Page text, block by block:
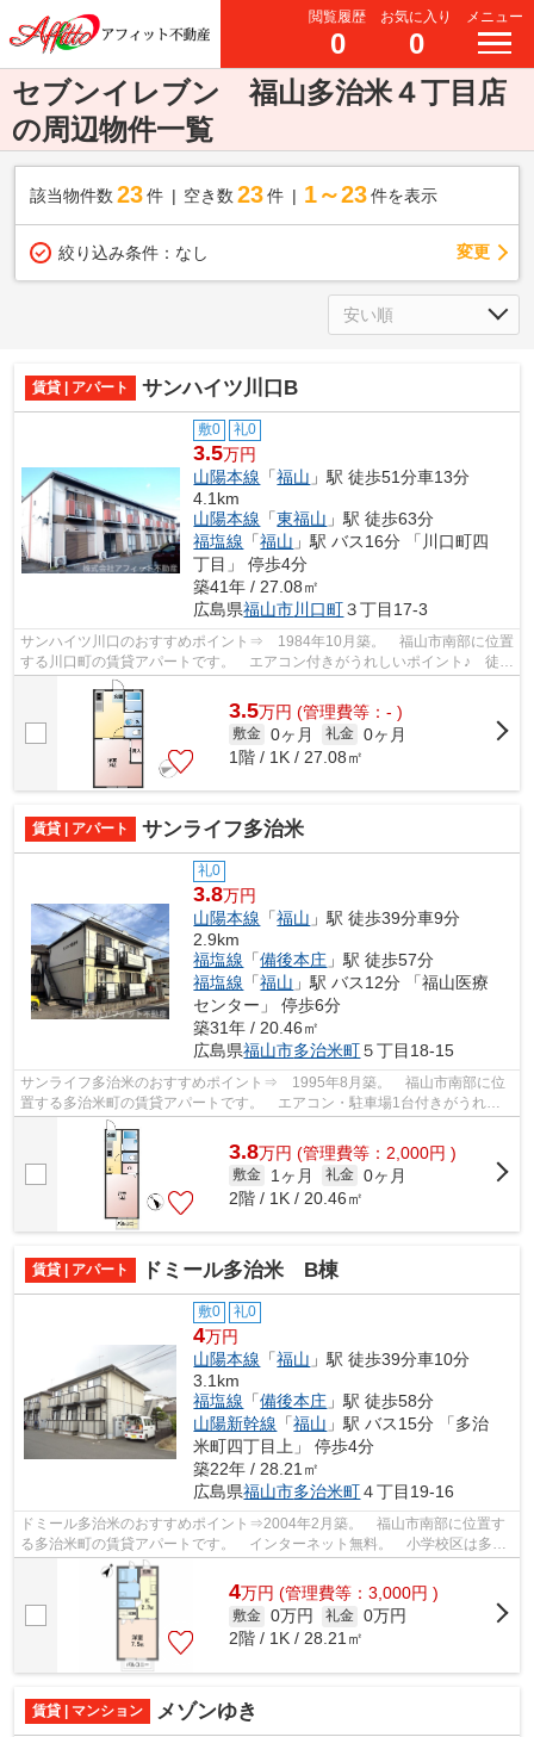
閲覧履歴
0
お気に入り
0
メニュー
セブンイレブン 福山多治米４丁目店
の周辺物件一覧
該当物件数 23件 空き数 23 件 1～23 件を表示
絞り込み条件： なし 変更
賃貸 | アパート サンハイツ川口B
敷0 礼0
3.5万円
山陽本線 「福山 」駅 徒歩51分車13分
4.1km
山陽本線 「東福山 」駅 徒歩63分
福塩線 「福山 」駅 バス16分 「川口町四
丁目」 停歩4分
築41年 / 27.08㎡
広島県福山市川口町３丁目17-3
サンハイツ川口のおすすめポイント⇒ 1984年10月築。 福山市南部に位置
する川口町の賃貸アパートです。 エアコン付きがうれしいポイント♪ 徒歩
約2分のところにはスーパーマーケット...
3.5万円 (管理費等：- )
敷金 0ヶ月 礼金 0ヶ月
1階 / 1K / 27.08㎡
賃貸 | アパート サンライフ多治米
礼0
3.8万円
山陽本線 「福山 」駅 徒歩39分車9分
2.9km
福塩線 「備後本庄 」駅 徒歩57分
福塩線 「福山 」駅 バス12分 「福山医療
センター」 停歩6分
築31年 / 20.46㎡
広島県福山市多治米町５丁目18-15
サンライフ多治米のおすすめポイント⇒ 1995年8月築。 福山市南部に位
置する多治米町の賃貸アパートです。 エアコン・駐車場1台付きがうれし
いポイント♪ 小学校区は多治米小学校で...
3.8万円 (管理費等：2,000円 )
敷金 1ヶ月 礼金 0ヶ月
2階 / 1K / 20.46㎡
賃貸 | アパート ドミール多治米 B棟
敷0 礼0
4万円
山陽本線 「福山 」駅 徒歩39分車10分
3.1km
福塩線 「備後本庄 」駅 徒歩58分
山陽新幹線 「福山 」駅 バス15分 「多治
米町四丁目上」 停歩4分
築22年 / 28.21㎡
広島県福山市多治米町４丁目19-16
ドミール多治米のおすすめポイント⇒2004年2月築。 福山市南部に位置す
る多治米町の賃貸アパートです。 インターネット無料。 小学校区は多治
米小学校です！ 徒歩約4分のところには...
4万円 (管理費等：3,000円 )
敷金 0万円 礼金 0万円
2階 / 1K / 28.21㎡
賃貸 | マンション メゾンゆき